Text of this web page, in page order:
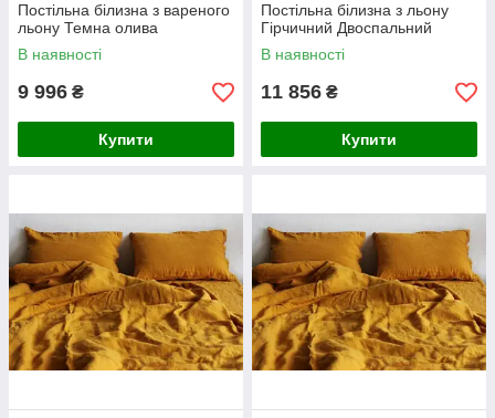
Постільна білизна з вареного
льону Темна олива
В наявності
9 996 ₴
Купити
Постільна білизна з льону
Гірчичний Двоспальний
В наявності
11 856 ₴
Купити